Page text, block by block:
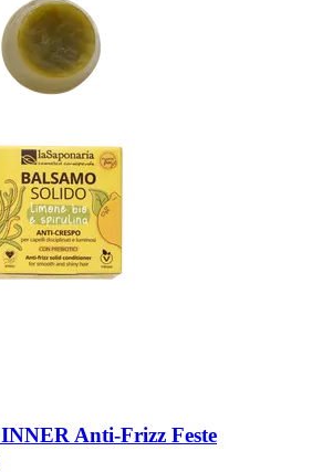
INNER Anti-​Frizz Feste